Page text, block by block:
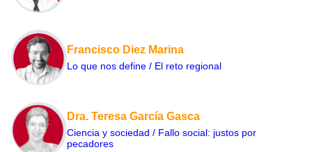
Francisco Diez Marina
Lo que nos define / El reto regional
Dra. Teresa García Gasca
Ciencia y sociedad / Fallo social: justos por
pecadores